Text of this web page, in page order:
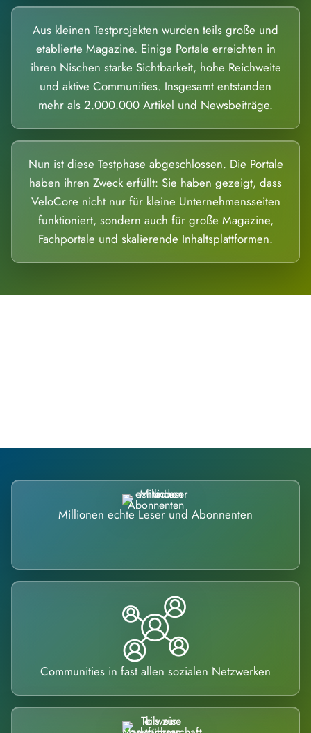
Aus kleinen Testprojekten wurden teils große und
etablierte Magazine. Einige Portale erreichten in
ihren Nischen starke Sichtbarkeit, hohe Reichweite
und aktive Communities. Insgesamt entstanden
mehr als 2.000.000 Artikel und Newsbeiträge.
Nun ist diese Testphase abgeschlossen. Die Portale
haben ihren Zweck erfüllt: Sie haben gezeigt, dass
VeloCore nicht nur für kleine Unternehmensseiten
funktioniert, sondern auch für große Magazine,
Fachportale und skalierende Inhaltsplattformen.
Millionen echte Leser und Abonnenten
Communities in fast allen sozialen Netzwerken